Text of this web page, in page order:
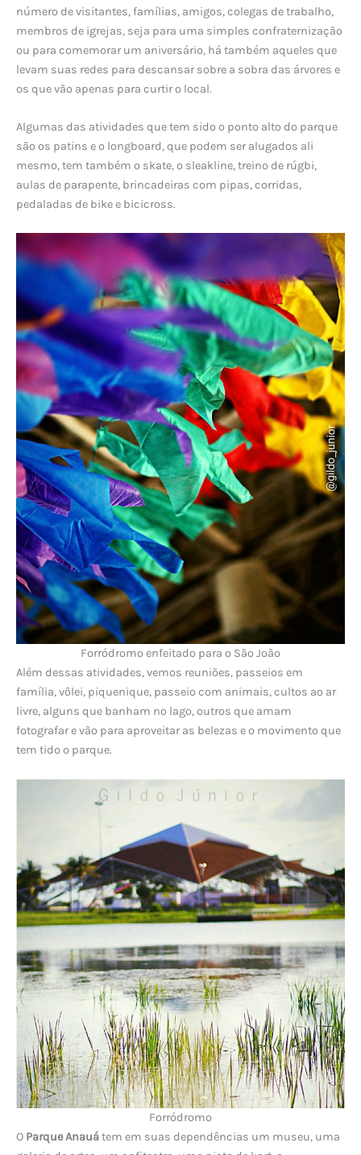
número de visitantes, famílias, amigos, colegas de trabalho,
membros de igrejas, seja para uma simples confraternização
ou para comemorar um aniversário, há também aqueles que
levam suas redes para descansar sobre a sobra das árvores e
os que vão apenas para curtir o local.
Algumas das atividades que tem sido o ponto alto do parque
são os patins e o longboard, que podem ser alugados ali
mesmo, tem também o skate, o sleakline, treino de rúgbi,
aulas de parapente, brincadeiras com pipas, corridas,
pedaladas de bike e bicicross.
Forródromo enfeitado para o São João
Além dessas atividades, vemos reuniões, passeios em
família, vôlei, piquenique, passeio com animais, cultos ao ar
livre, alguns que banham no lago, outros que amam
fotografar e vão para aproveitar as belezas e o movimento que
tem tido o parque.
Forródromo
O Parque Anauátem em suas dependências um museu, uma